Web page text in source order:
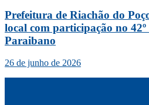
Prefeitura de Riachão do
local com participação no
Paraibano
26 de junho de 2026